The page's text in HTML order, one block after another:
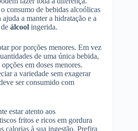
consumo de bebidas alcoólicas
a manter a hidratação e a
álcool ingerida.
por porções menores. Em vez
de uma única bebida,
em doses menores.
a variedade sem exagerar
ser consumido com
estar atento aos
fritos e ricos em gordura
calorias à sua ingestão. Prefira